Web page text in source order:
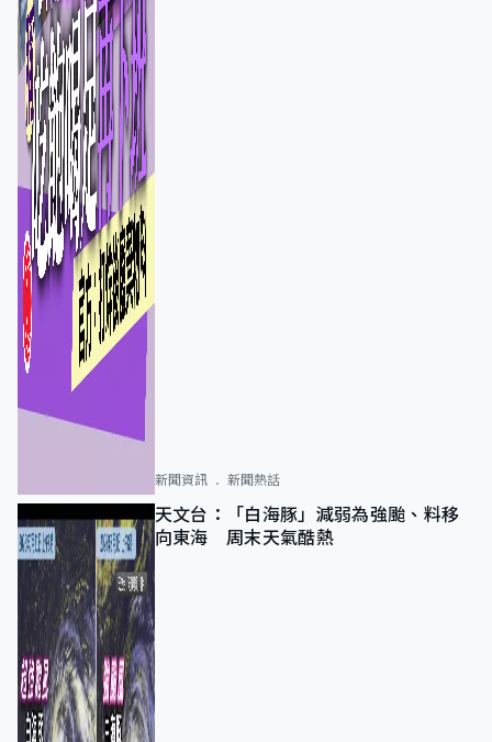
新聞資訊 新聞熱話
天文台：「白海豚」減弱為強颱、料移
向東海 周末天氣酷熱